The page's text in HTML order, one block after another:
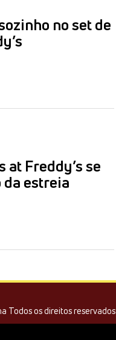
no set de
Freddy’s se
da estreia
Todos os direitos reservados